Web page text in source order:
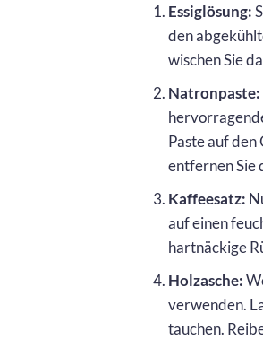
Essiglösung:
den
wischen Sie
Natronpaste:
Paste auf
entfernen Sie
Kaffeesatz:
auf einen
hartnäckige
Holzasche:
verwenden.
tauchen.